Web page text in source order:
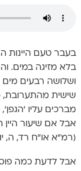
בעבר טעם היינות
בלא מזיגה במים.
ושלושה רבעים מים
שישית מהתערובת,
מברכים עליו
אבל אם שיעור היין
(רמ”א או”ח רד, ה,
אבל לדעת כמה